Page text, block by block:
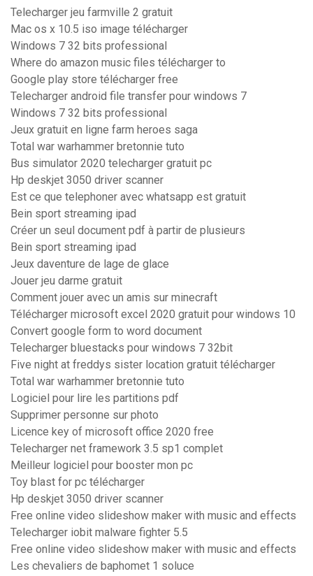
Telecharger jeu farmville 2 gratuit
Mac os x 10.5 iso image télécharger
Windows 7 32 bits professional
Where do amazon music files télécharger to
Google play store télécharger free
Telecharger android file transfer pour windows 7
Windows 7 32 bits professional
Jeux gratuit en ligne farm heroes saga
Total war warhammer bretonnie tuto
Bus simulator 2020 telecharger gratuit pc
Hp deskjet 3050 driver scanner
Est ce que telephoner avec whatsapp est gratuit
Bein sport streaming ipad
Créer un seul document pdf à partir de plusieurs
Bein sport streaming ipad
Jeux daventure de lage de glace
Jouer jeu darme gratuit
Comment jouer avec un amis sur minecraft
Télécharger microsoft excel 2020 gratuit pour windows 10
Convert google form to word document
Telecharger bluestacks pour windows 7 32bit
Five night at freddys sister location gratuit télécharger
Total war warhammer bretonnie tuto
Logiciel pour lire les partitions pdf
Supprimer personne sur photo
Licence key of microsoft office 2020 free
Telecharger net framework 3.5 sp1 complet
Meilleur logiciel pour booster mon pc
Toy blast for pc télécharger
Hp deskjet 3050 driver scanner
Free online video slideshow maker with music and effects
Telecharger iobit malware fighter 5.5
Free online video slideshow maker with music and effects
Les chevaliers de baphomet 1 soluce